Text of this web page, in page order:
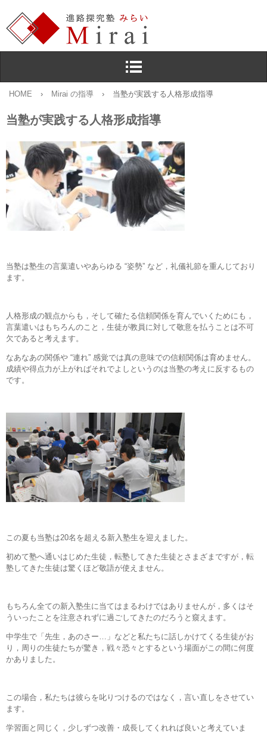
HOME › Mirai の指導 › 当塾が実践する人格形成指導
当塾が実践する人格形成指導
当塾は塾生の言葉遣いやあらゆる “姿勢” など，礼儀礼節を重んじており
ます。
人格形成の観点からも，そして確たる信頼関係を育んでいくためにも，
言葉遣いはもちろんのこと，生徒が教員に対して敬意を払うことは不可
欠であると考えます。
なあなあの関係や “連れ” 感覚では真の意味での信頼関係は育めません。
成績や得点力が上がればそれでよしというのは当塾の考えに反するもの
です。
この夏も当塾は20名を超える新入塾生を迎えました。
初めて塾へ通いはじめた生徒，転塾してきた生徒とさまざまですが，転
塾してきた生徒は驚くほど敬語が使えません。
もちろん全ての新入塾生に当てはまるわけではありませんが，多くはそ
ういったことを注意されずに過ごしてきたのだろうと窺えます。
中学生で「先生，あのさー…」などと私たちに話しかけてくる生徒がお
り，周りの生徒たちが驚き，戦々恐々とするという場面がこの間に何度
かありました。
この場合，私たちは彼らを叱りつけるのではなく，言い直しをさせてい
ます。
学習面と同じく，少しずつ改善・成長してくれれば良いと考えていま